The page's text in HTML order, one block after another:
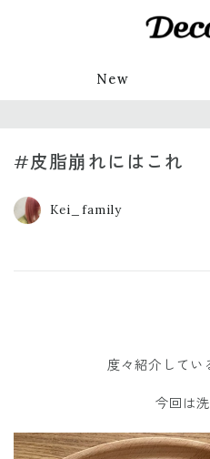
New
#皮脂崩れにはこれ
Kei_family
度々紹介して
今回は